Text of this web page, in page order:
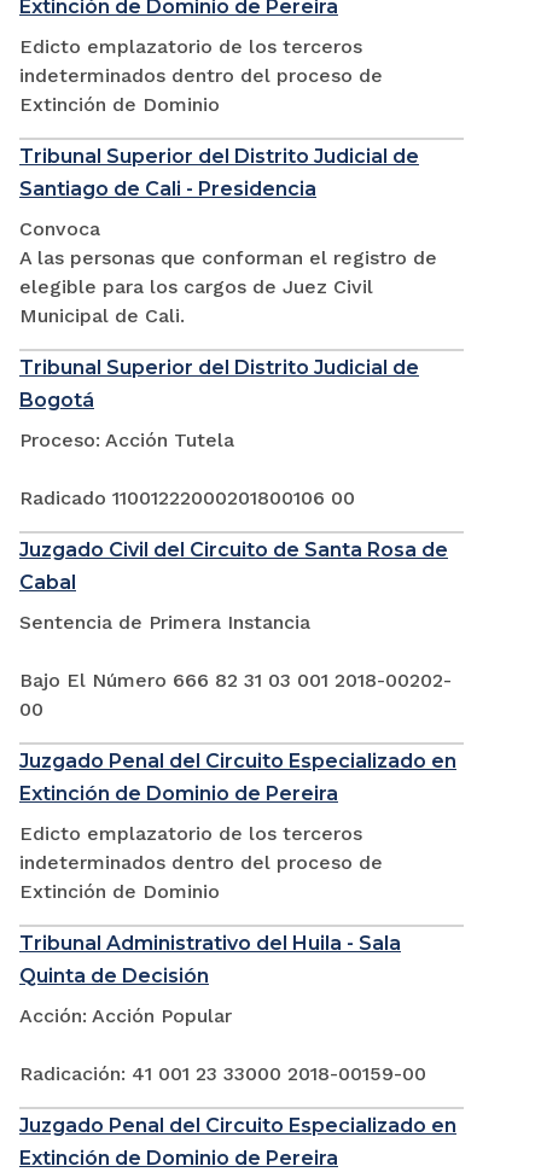
Extinción de Dominio de Pereira
Edicto emplazatorio de los terceros
indeterminados dentro del proceso de
Extinción de Dominio
Tribunal Superior del Distrito Judicial de
Santiago de Cali - Presidencia
Convoca
A las personas que conforman el registro de
elegible para los cargos de Juez Civil
Municipal de Cali.
Tribunal Superior del Distrito Judicial de
Bogotá
Proceso: Acción Tutela
Radicado 11001222000201800106 00
Juzgado Civil del Circuito de Santa Rosa de
Cabal
Sentencia de Primera Instancia
Bajo El Número 666 82 31 03 001 2018-00202-
00
Juzgado Penal del Circuito Especializado en
Extinción de Dominio de Pereira
Edicto emplazatorio de los terceros
indeterminados dentro del proceso de
Extinción de Dominio
Tribunal Administrativo del Huila - Sala
Quinta de Decisión
Acción: Acción Popular
Radicación: 41 001 23 33000 2018-00159-00
Juzgado Penal del Circuito Especializado en
Extinción de Dominio de Pereira